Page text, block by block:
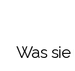
Was sie